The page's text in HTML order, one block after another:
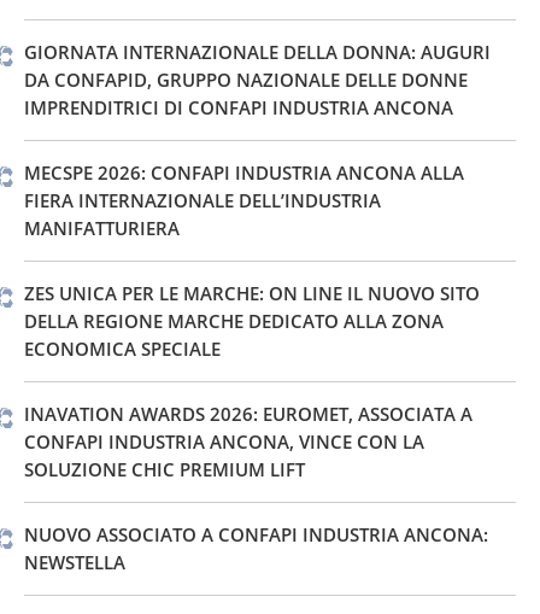
GIORNATA INTERNAZIONALE DELLA DONNA: AUGURI
DA CONFAPID, GRUPPO NAZIONALE DELLE DONNE
IMPRENDITRICI DI CONFAPI INDUSTRIA ANCONA
MECSPE 2026: CONFAPI INDUSTRIA ANCONA ALLA
FIERA INTERNAZIONALE DELL’INDUSTRIA
MANIFATTURIERA
ZES UNICA PER LE MARCHE: ON LINE IL NUOVO SITO
DELLA REGIONE MARCHE DEDICATO ALLA ZONA
ECONOMICA SPECIALE
INAVATION AWARDS 2026: EUROMET, ASSOCIATA A
CONFAPI INDUSTRIA ANCONA, VINCE CON LA
SOLUZIONE CHIC PREMIUM LIFT
NUOVO ASSOCIATO A CONFAPI INDUSTRIA ANCONA:
NEWSTELLA